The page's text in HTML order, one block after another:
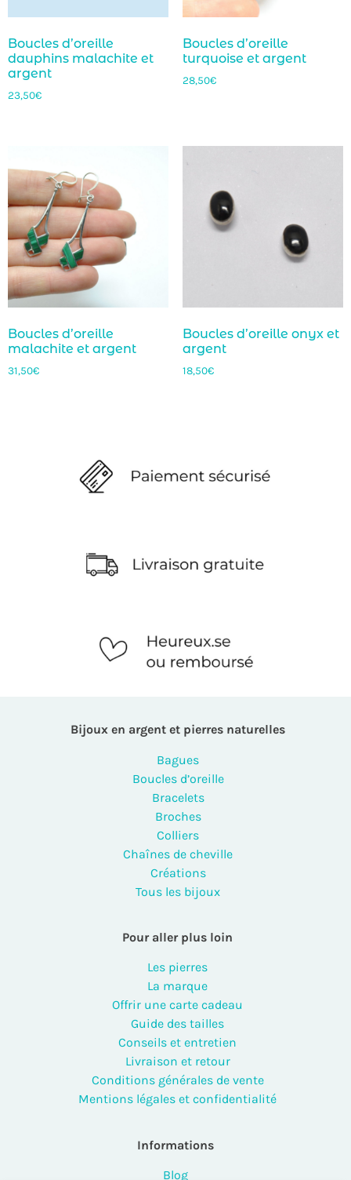
Boucles d’oreille
dauphins malachite et
argent
23,50€
Boucles d’oreille
turquoise et argent
28,50€
Boucles d’oreille
malachite et argent
31,50€
Boucles d’oreille onyx et
argent
18,50€
Bijoux en argent et pierres naturelles
Bagues
Boucles d’oreille
Bracelets
Broches
Colliers
Chaînes de cheville
Créations
Tous les bijoux
Pour aller plus loin
Les pierres
La marque
Offrir une carte cadeau
Guide des tailles
Conseils et entretien
Livraison et retour
Conditions générales de vente
Mentions légales et confidentialité
Informations
Blog